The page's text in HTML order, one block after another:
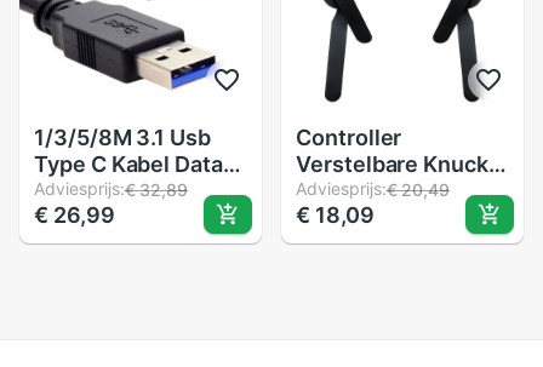
1/3/5/8M 3.1 Usb
Type C Kabel Data-
overdracht Snel
Opladen Kabel Voor
Oculus quest Link
Adviesprijs:€ 32,89
€ 26,99
Controller
Verstelbare Knuckle
Bandjes Voor
Oculus Quest / Rift
S Vr Touch
Adviesprijs:€ 20,49
€ 18,09